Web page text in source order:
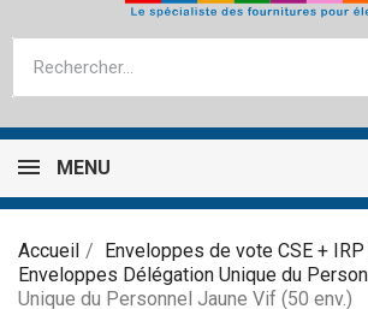
MENU
Accueil
Enveloppes de vote CSE + IRP
Enveloppes Délégation Unique du
Unique du Personnel Jaune Vif (50 env.)